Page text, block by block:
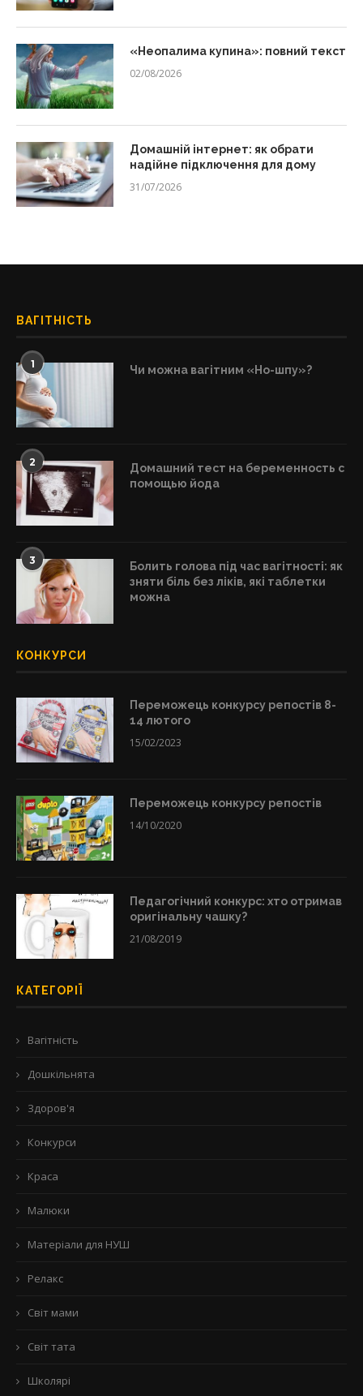
«Неопалима купина»: повний текст
02/08/2026
Домашній інтернет: як обрати
надійне підключення для дому
31/07/2026
ВАГІТНІСТЬ
1 Чи можна вагітним «Но-шпу»?
2
Домашний тест на беременность с
помощью йода
3
Болить голова під час вагітності: як
зняти біль без ліків, які таблетки
можна
КОНКУРСИ
Переможець конкурсу репостів 8-
14 лютого
15/02/2023
Переможець конкурсу репостів
14/10/2020
Педагогічний конкурс: хто отримав
оригінальну чашку?
21/08/2019
КАТЕГОРІЇ
Вагітність
Дошкільнята
Здоров'я
Конкурси
Краса
Малюки
Матеріали для НУШ
Релакс
Світ мами
Світ тата
Школярі